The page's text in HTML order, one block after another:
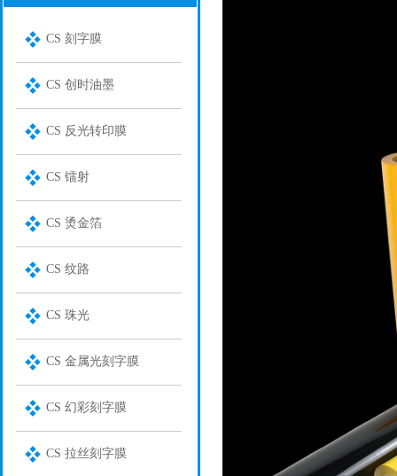
CS 刻字膜
CS 创时油墨
CS 反光转印膜
CS 镭射
CS 烫金箔
CS 纹路
CS 珠光
CS 金属光刻字膜
CS 幻彩刻字膜
CS 拉丝刻字膜